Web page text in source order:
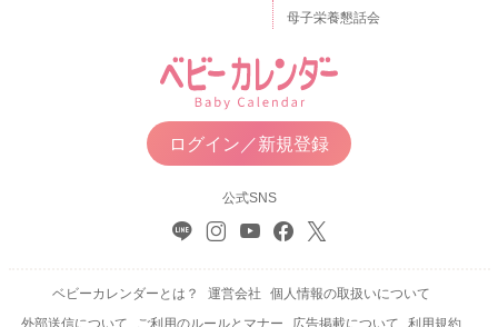
母子栄養懇話会
ログイン／新規登録
公式SNS
ベビーカレンダーとは？ 運営会社
個人情報の取扱いについて